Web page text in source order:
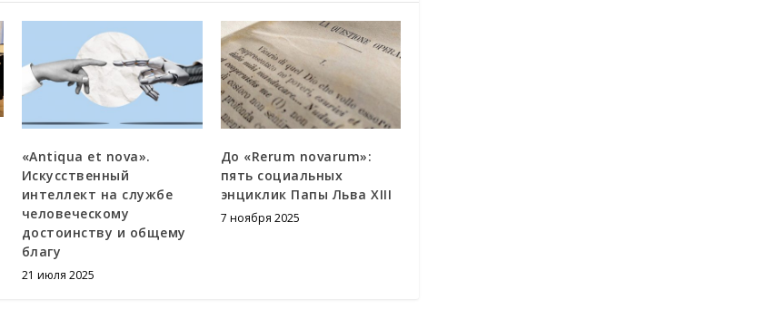
«Antiqua et nova».
Искусственный
интеллект на службе
человеческому
достоинству и общему
благу
21 июля 2025
До «Rerum novarum»:
пять социальных
энциклик Папы Льва XIII
7 ноября 2025